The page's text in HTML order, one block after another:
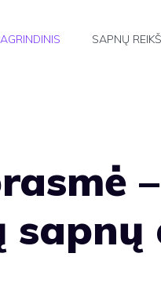
SAPNŲ